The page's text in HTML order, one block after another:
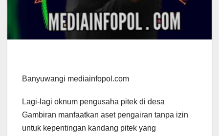
Banyuwangi mediainfopol.com
Lagi-lagi oknum pengusaha pitek di desa
Gambiran manfaatkan aset pengairan tanpa izin
untuk kepentingan kandang pitek yang